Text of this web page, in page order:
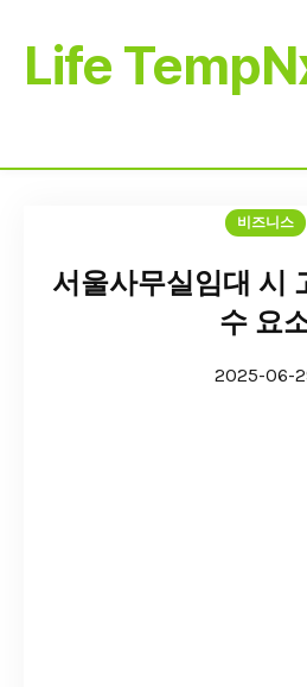
Life
비즈니스
서울사무실임대 시
수 요
2025-06-